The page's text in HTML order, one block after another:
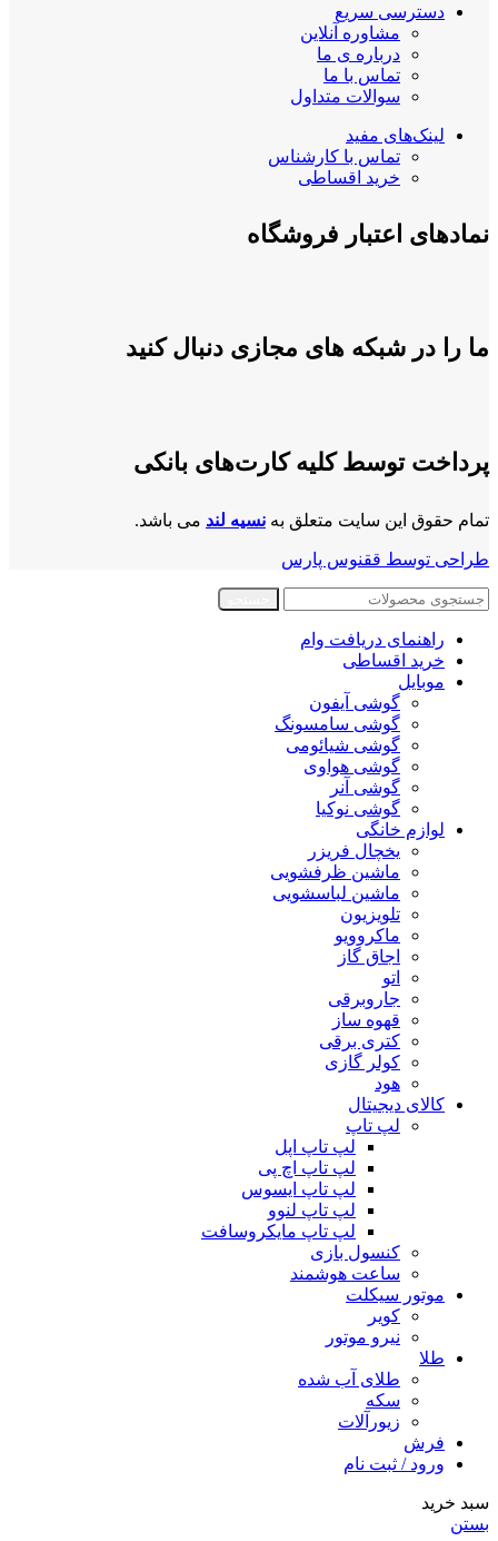
دسترسی سریع
مشاوره آنلاین
درباره ی ما
تماس با ما
سوالات متداول
لینک‌های مفید
تماس با کارشناس
خرید اقساطی
نمادهای اعتبار فروشگاه
ما را در شبکه های مجازی دنبال کنید
پرداخت توسط کلیه کارت‌های بانکی
تمام حقوق این سایت متعلق به نسیه لند می باشد.
طراحی توسط ققنوس پارس
راهنمای دریافت وام
خرید اقساطی
موبایل
گوشی آیفون
گوشی سامسونگ
گوشی شیائومی
گوشی هواوی
گوشی آنر
گوشی نوکیا
لوازم خانگی
یخچال فریزر
ماشین ظرفشویی
ماشین لباسشویی
تلویزیون
ماکروویو
اجاق گاز
اتو
جاروبرقی
قهوه ساز
کتری برقی
کولر گازی
هود
کالای دیجیتال
لپ تاپ
لپ تاپ اپل
لپ تاپ اچ پی
لپ تاپ ایسوس
لپ تاپ لنوو
لپ تاپ مایکروسافت
کنسول بازی
ساعت هوشمند
موتور سیکلت
کویر
نیرو موتور
طلا
طلای آب شده
سکه
زیورآلات
فرش
ورود / ثبت نام
سبد خرید
بستن